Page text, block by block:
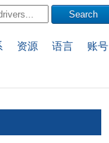
资源 语言 账号